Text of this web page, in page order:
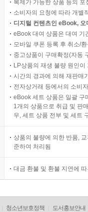
복제가 가능한 상품 등의
소비자의 요청에 따라 개별
디지털 컨텐츠인 eBook,
eBook 대여 상품은 대여 기
모바일 쿠폰 등록 후 취소/
중고상품이 구매확정(자동
LP상품의 재생 불량 원인
시간의 경과에 의해 재판매
전자상거래 등에서의 소비
eBook 세트 상품은 일괄 구
1개의 상품으로 취급 및 판
우, 세트 상품 전부 및 세트
상품의 불량에 의한 반품,
준하여 처리됨
대금 환불 및 환불 지연에
청소년보호정책 도서홍보안내